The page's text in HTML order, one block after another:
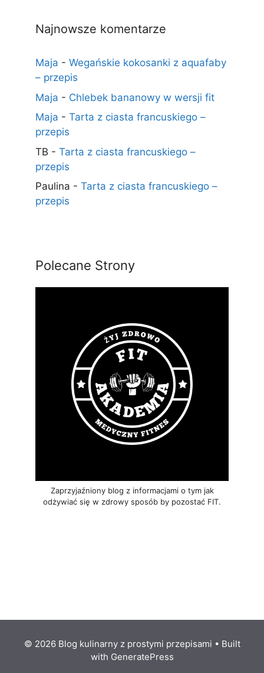
Najnowsze komentarze
Maja - Wegańskie kokosanki z aquafaby
– przepis
Maja - Chlebek bananowy w wersji fit
Maja - Tarta z ciasta francuskiego –
przepis
TB - Tarta z ciasta francuskiego –
przepis
Paulina - Tarta z ciasta francuskiego –
przepis
Polecane Strony
Zaprzyjaźniony blog z informacjami o tym jak
odżywiać się w zdrowy sposób by pozostać FIT.
© 2026 Blog kulinarny z prostymi przepisami • Built
with GeneratePress